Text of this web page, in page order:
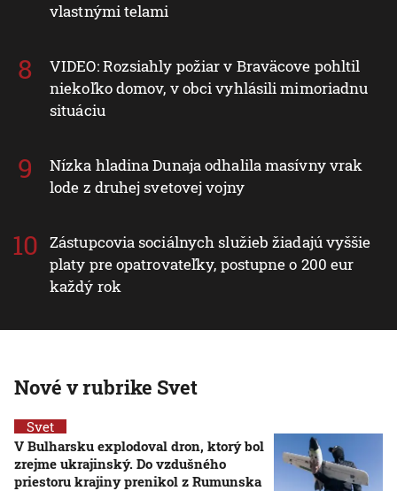
vlastnými telami
VIDEO: Rozsiahly požiar v Braväcove pohltil
niekoľko domov, v obci vyhlásili mimoriadnu
situáciu
Nízka hladina Dunaja odhalila masívny vrak
lode z druhej svetovej vojny
Zástupcovia sociálnych služieb žiadajú vyššie
platy pre opatrovateľky, postupne o 200 eur
každý rok
Nové v rubrike Svet
Svet
V Bulharsku explodoval dron, ktorý bol
zrejme ukrajinský. Do vzdušného
priestoru krajiny prenikol z Rumunska